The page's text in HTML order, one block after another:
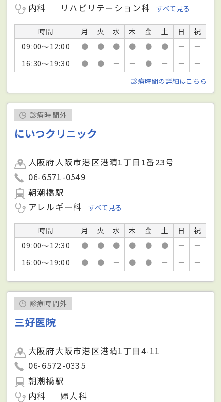
内科
リハビリテーション科 すべて見る
時間 月 火 水 木 金 土 日
祝
09:00～12:00
● ● ● ● ● ● －
－
16:30～19:30
● ● － － ● － －
－
診療時間の詳細はこちら
診療時間外
にいつクリニック
大阪府大阪市港区港晴1丁目1番23号
06-6571-0549
朝潮橋駅
アレルギー科
すべて見る
時間 月 火 水 木 金 土 日
祝
09:00～12:30
● ● ● ● ● ● －
－
16:00～19:00
● ● － ● ● － － －
診療時間外
三好医院
大阪府大阪市港区港晴1丁目4-11
06-6572-0335
朝潮橋駅
内科
婦人科